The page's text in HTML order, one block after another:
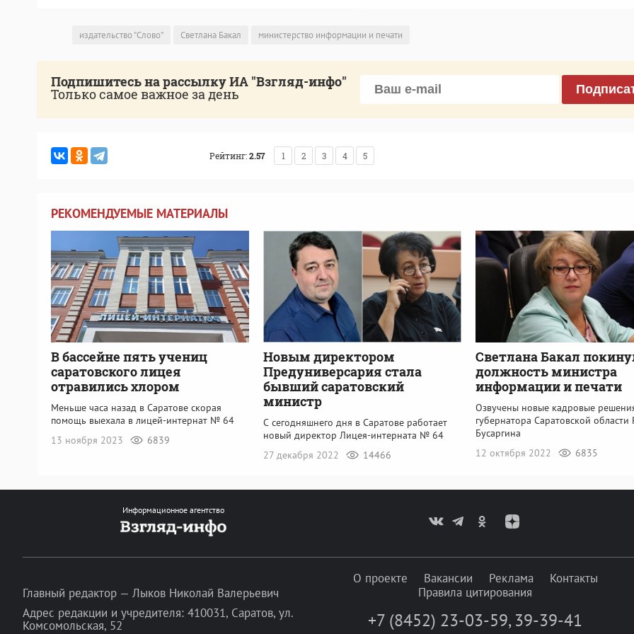
издательство "Слово" Светлана Бакал министерство информации и печати
Подпишитесь на рассылку ИА "Взгляд-инфо"
Только самое важное за день
Рейтинг:2.57 1 2 3 4 5
РЕКОМЕНДУЕМЫЕ МАТЕРИАЛЫ
В бассейне пять учениц
саратовского лицея
отравились хлором
Меньше часа назад в Саратове скорая
помощь выехала в лицей-интернат № 64
13 ноября 2023
6839
Новым директором
Предуниверсария стала
бывший саратовский
министр
С сегодняшнего дня в Саратове работает
новый директор Лицея-интерната № 64
27 декабря 2022
14466
Светлана Бакал
должность министра
информации и печати
Озвучены новые кадровые
губернатора Саратовской области
Бусаргина
12 октября 2022
6835
Информационное агентство
Главный редактор — Лыков Николай Валерьевич
Адрес редакции и учредителя: 410031, Саратов, ул.
Комсомольская, 52
О проекте Вакансии Реклама
Контакты
Правила цитирования
+7 (8452) 23-03-59, 39-39-41